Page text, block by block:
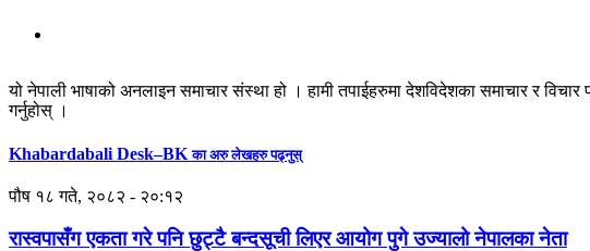
यो नेपाली भाषाको अनलाइन समाचार संस्था हो । हामी तपाईहरुमा देशविदेशका समाचार र
गर्नुहोस् ।
Khabardabali Desk–BKका अरु लेखहरु पढ्नुस्
पौष १८ गते, २०८२ - २०:१२
रास्वपासँग एकता गरे पनि छुट्टै बन्दसूची लिएर आयोग पुगे उज्यालो नेपालका नेता